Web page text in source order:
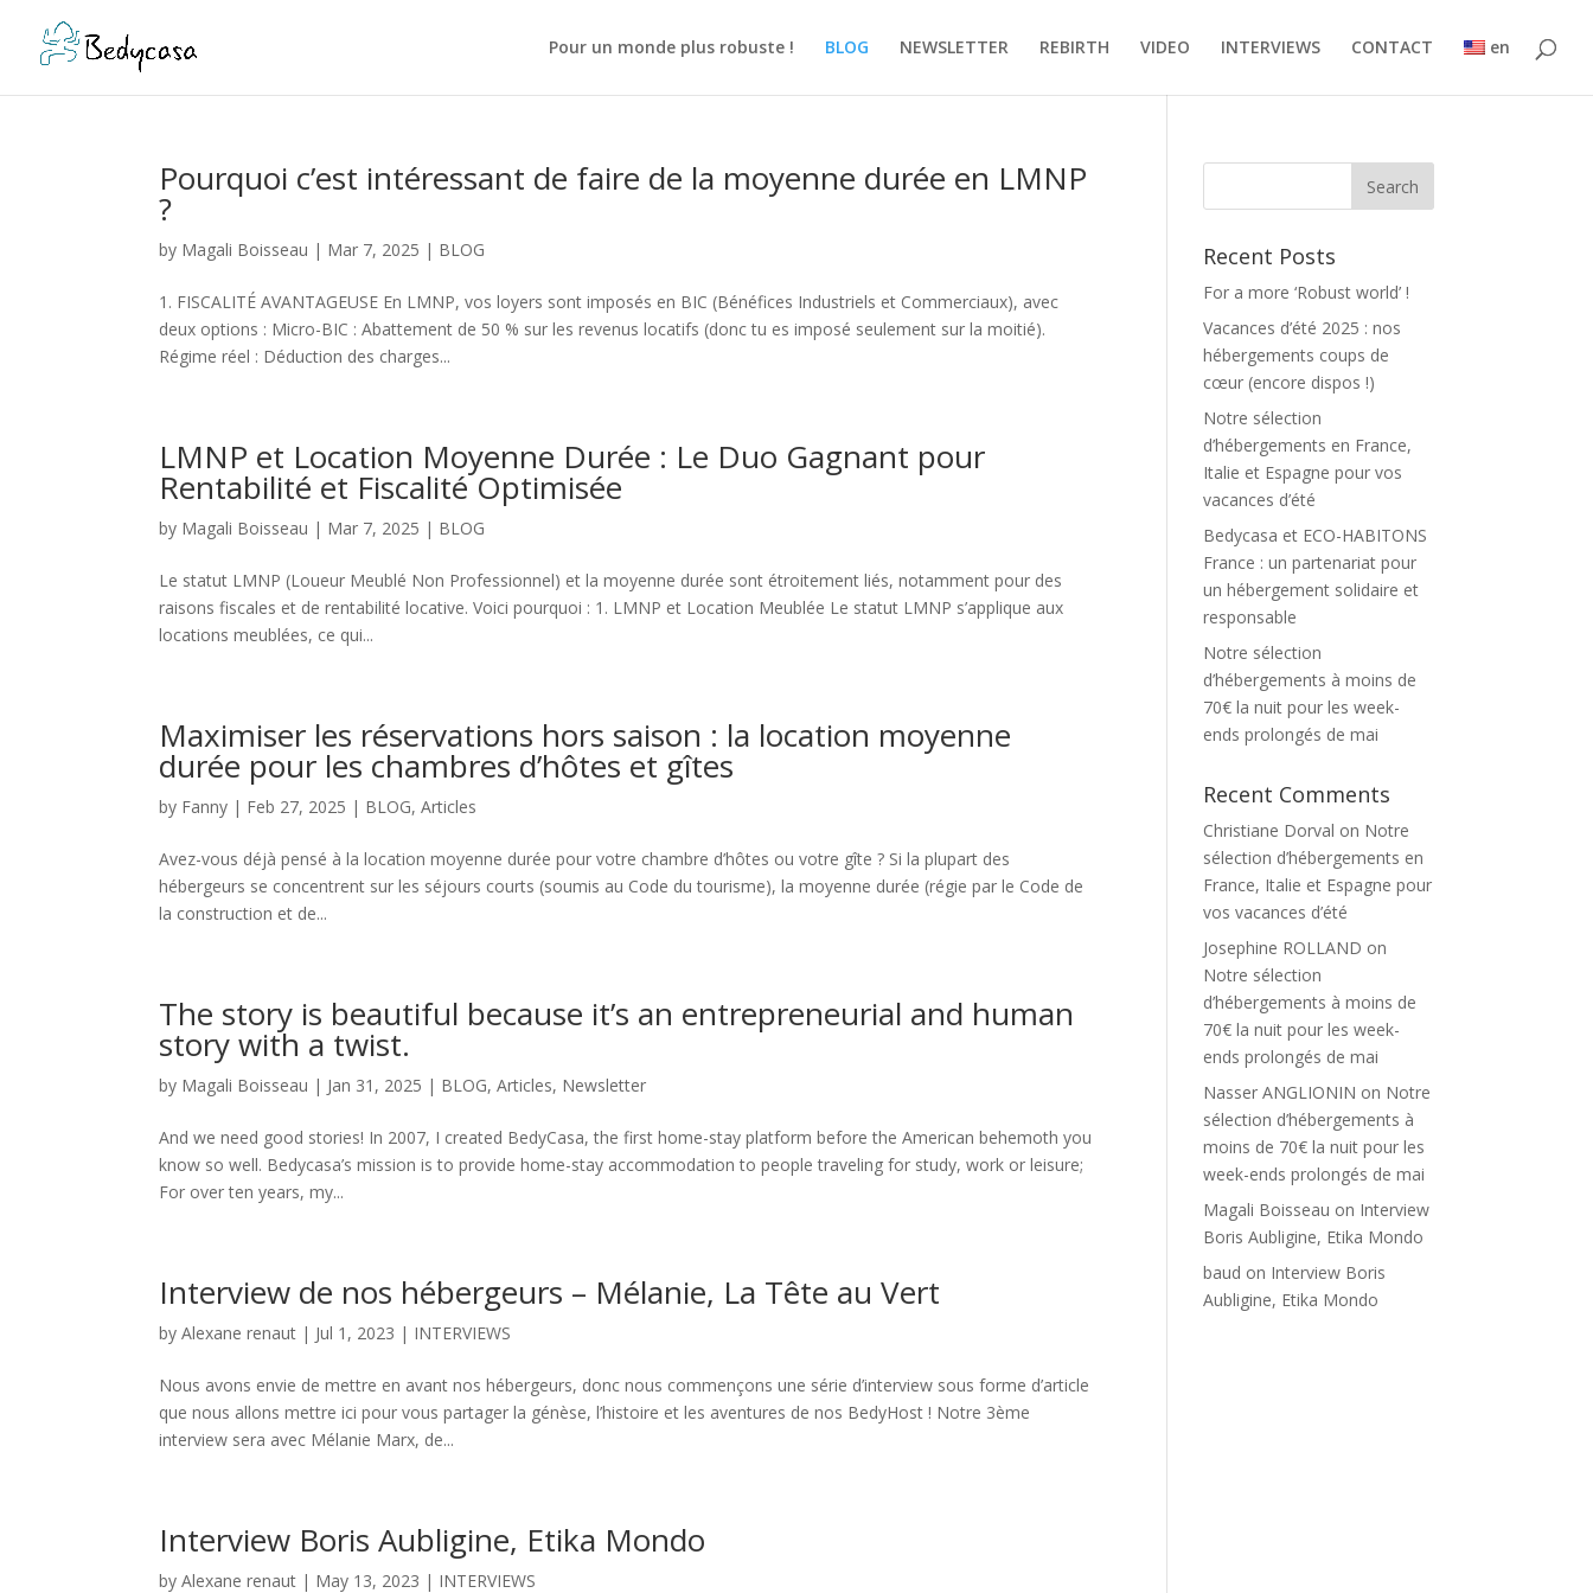
Pour un monde plus robuste ! BLOG NEWSLETTER REBIRTH VIDEO INTERVIEWS CONTACT en
Pourquoi c’est intéressant de faire de la moyenne durée en LMNP
?
by Magali Boisseau | Mar 7, 2025 | BLOG
1. FISCALITÉ AVANTAGEUSE En LMNP, vos loyers sont imposés en BIC (Bénéfices Industriels et Commerciaux), avec
deux options : Micro-BIC : Abattement de 50 % sur les revenus locatifs (donc tu es imposé seulement sur la moitié).
Régime réel : Déduction des charges...
LMNP et Location Moyenne Durée : Le Duo Gagnant pour
Rentabilité et Fiscalité Optimisée
by Magali Boisseau | Mar 7, 2025 | BLOG
Le statut LMNP (Loueur Meublé Non Professionnel) et la moyenne durée sont étroitement liés, notamment pour des
raisons fiscales et de rentabilité locative. Voici pourquoi : 1. LMNP et Location Meublée Le statut LMNP s’applique aux
locations meublées, ce qui...
Maximiser les réservations hors saison : la location moyenne
durée pour les chambres d’hôtes et gîtes
by Fanny | Feb 27, 2025 | BLOG,Articles
Avez-vous déjà pensé à la location moyenne durée pour votre chambre d’hôtes ou votre gîte ? Si la plupart des
hébergeurs se concentrent sur les séjours courts (soumis au Code du tourisme), la moyenne durée (régie par le Code de
la construction et de...
The story is beautiful because it’s an entrepreneurial and human
story with a twist.
by Magali Boisseau | Jan 31, 2025 | BLOG,Articles, Newsletter
And we need good stories! In 2007, I created BedyCasa, the first home-stay platform before the American behemoth you
know so well. Bedycasa’s mission is to provide home-stay accommodation to people traveling for study, work or leisure;
For over ten years, my...
Interview de nos hébergeurs – Mélanie, La Tête au Vert
byAlexane renaut | Jul 1, 2023 | INTERVIEWS
Nous avons envie de mettre en avant nos hébergeurs, donc nous commençons une série d’interview sous forme d’article
que nous allons mettre ici pour vous partager la génèse, l’histoire et les aventures de nos BedyHost ! Notre 3ème
interview sera avec Mélanie Marx, de...
Interview Boris Aubligine, Etika Mondo
byAlexane renaut | May 13, 2023 | INTERVIEWS
Recent Posts
For a more ‘Robust world’ !
Vacances d’été 2025 : nos
hébergements coups de
cœur (encore dispos !)
Notre sélection
d’hébergements en France,
Italie et Espagne pour vos
vacances d’été
Bedycasa et ECO-HABITONS
France : un partenariat pour
un hébergement solidaire et
responsable
Notre sélection
d’hébergements à moins de
70€ la nuit pour les week-
ends prolongés de mai
Recent Comments
Christiane Dorval on Notre
sélection d’hébergements en
France, Italie et Espagne pour
vos vacances d’été
Josephine ROLLAND on
Notre sélection
d’hébergements à moins de
70€ la nuit pour les week-
ends prolongés de mai
Nasser ANGLIONIN on Notre
sélection d’hébergements à
moins de 70€ la nuit pour les
week-ends prolongés de mai
Magali Boisseau on Interview
Boris Aubligine, Etika Mondo
baud on Interview Boris
Aubligine, Etika Mondo